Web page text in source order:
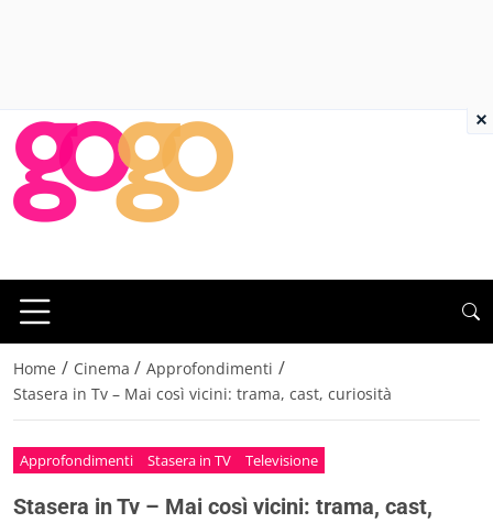
Home / Cinema / Approfondimenti /
Stasera in Tv – Mai così vicini: trama, cast, curiosità
Approfondimenti Stasera in TV Televisione
Stasera in Tv – Mai così vicini: trama, cast,
×